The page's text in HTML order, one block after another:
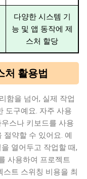
다양한 시스템 기
능 및 앱 동작에 제
스처 할당
처 활용법
함을 넘어, 실제 작업
도구예요. 자주 사용
스나 키보드를 사용
약할 수 있어요. 예
열어두고 작업할 때,
사용하여 프로젝트
스트 스위칭 비용을 최